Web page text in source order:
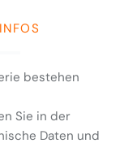
bestehen
Sie in der
Daten und